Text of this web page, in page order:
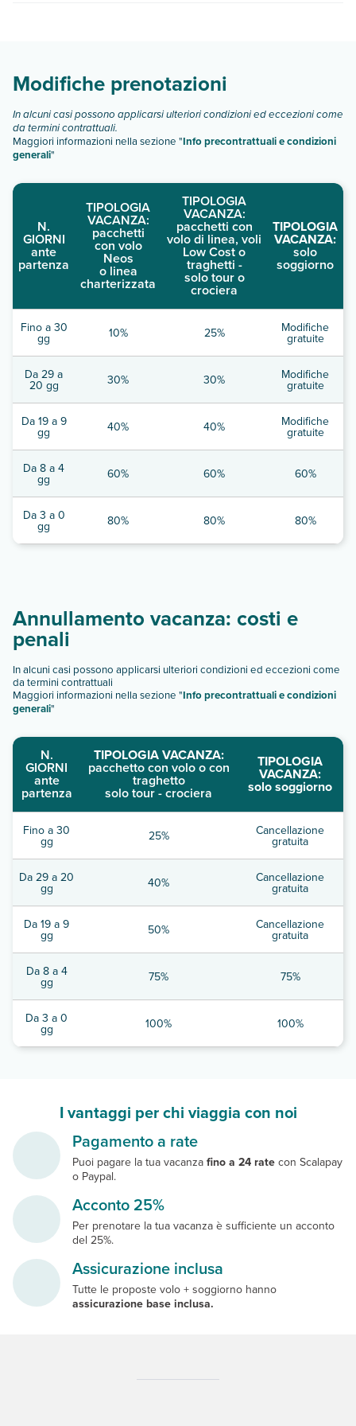
Modifiche prenotazioni
In alcuni casi possono applicarsi ulteriori condizioni ed eccezioni come
da termini contrattuali.
Maggiori informazioni nella sezione "Info precontrattuali e condizioni
generali"
N.
GIORNI
ante
partenza
TIPOLOGIA
VACANZA:
pacchetti
con volo
Neos
o linea
charterizzata
TIPOLOGIA
VACANZA:
pacchetti con
volo di linea, voli
Low Cost o
traghetti -
solo tour o
crociera
TIPOLOGIA
VACANZA:
solo
soggiorno
Fino a 30
gg 10% 25% Modifiche
gratuite
Da 29 a
20 gg 30% 30% Modifiche
gratuite
Da 19 a 9
gg 40% 40% Modifiche
gratuite
Da 8 a 4
gg 60% 60% 60%
Da 3 a 0
gg 80% 80% 80%
Annullamento vacanza: costi e
penali
In alcuni casi possono applicarsi ulteriori condizioni ed eccezioni come
da termini contrattuali
Maggiori informazioni nella sezione "Info precontrattuali e condizioni
generali"
N.
GIORNI
ante
partenza
TIPOLOGIA VACANZA:
pacchetto con volo o con
traghetto
solo tour - crociera
TIPOLOGIA
VACANZA:
solo soggiorno
Fino a 30
gg 25% Cancellazione
gratuita
Da 29 a 20
gg 40% Cancellazione
gratuita
Da 19 a 9
gg 50% Cancellazione
gratuita
Da 8 a 4
gg 75% 75%
Da 3 a 0
gg 100% 100%
I vantaggi per chi viaggia con noi
Pagamento a rate
Puoi pagare la tua vacanza fino a 24 rate con Scalapay
o Paypal.
Acconto 25%
Per prenotare la tua vacanza è sufficiente un acconto
del 25%.
Assicurazione inclusa
Tutte le proposte volo + soggiorno hanno
assicurazione base inclusa.